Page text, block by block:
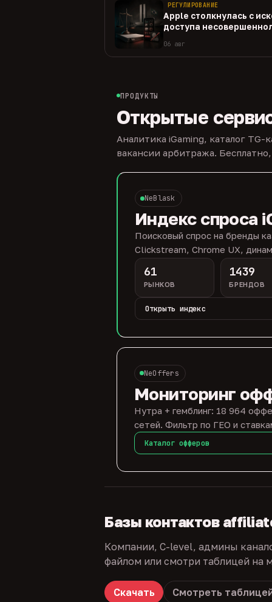
РЕГУЛИРОВАНИЕ
Apple столкнулась с
доступа
06 авг
ПРОДУКТЫ
Открытые
Аналитика iGaming, каталог
вакансии арбитража.
NeBlask
Индекс спроса
Поисковый спрос на бренды
Clickstream, Chrome UX,
61
РЫНКОВ
1439
БРЕНДОВ
Открыть индекс
NeOffers
Мониторинг
Нутра + гемблинг: 18 964
сетей. Фильтр по ГЕО и
Каталог офферов
Базы контактов
Компании, C-level, админы
файлом или смотри таблицей на
Скачать Смотреть